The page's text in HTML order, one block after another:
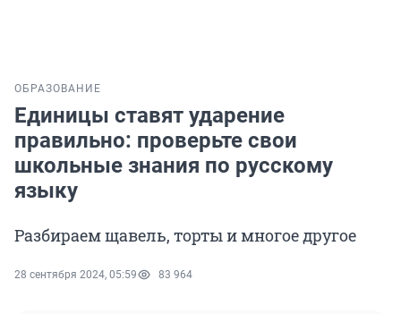
ОБРАЗОВАНИЕ
Единицы ставят ударение
правильно: проверьте свои
школьные знания по русскому
языку
Разбираем щавель, торты и многое другое
28 сентября 2024, 05:59 83 964